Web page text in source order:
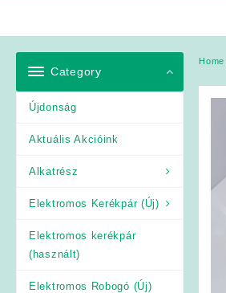
Category
Újdonság
Aktuális Akcióink
Alkatrész
Elektromos Kerékpár (Új)
Elektromos kerékpár
(használt)
Elektromos Robogó (Új)
Home